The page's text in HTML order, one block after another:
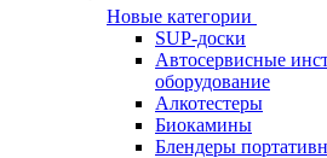
Новые категории
SUP-доски
Автосервисные
оборудование
Алкотестеры
Биокамины
Блендеры